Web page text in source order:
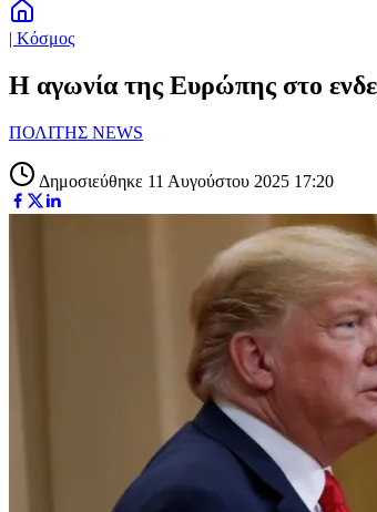
| Κόσμος
Η αγωνία της Ευρώπης στο
ΠΟΛΙΤΗΣ NEWS
Δημοσιεύθηκε 11 Αυγούστου 2025 17:20